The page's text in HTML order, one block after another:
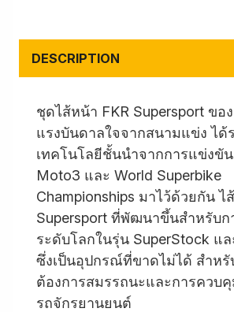
DESCRIPTION
ชุดไส้หน้า FKR Supersport ขอ
แรงบันดาลใจจากสนามแข่ง ได้
เทคโนโลยีชั้นนำจากการแข่งขั
Moto3 และ World Superbike
Championships มาไว้ด้วยกัน ไ
Supersport ที่พัฒนาขึ้นสำหรับ
ระดับโลกในรุ่น SuperStock แล
ซึ่งเป็นอุปกรณ์ที่ขาดไม่ได้ สำห
ต้องการสมรรถนะและการควบ
รถจักรยานยนต์